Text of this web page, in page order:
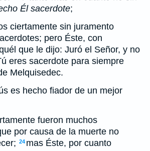
Él sacerdote;
ciertamente sin juramento
pero Éste, con
que le dijo: Juró el Señor, y no
eres sacerdote para siempre
Melquisedec.
es hecho fiador de un mejor
fueron muchos
por causa de la muerte no
24 mas Éste, por cuanto